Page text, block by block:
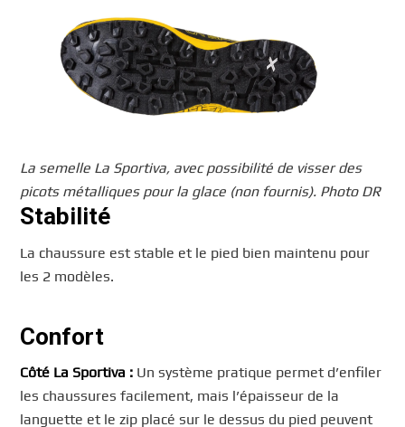
La semelle La Sportiva, avec possibilité de visser des
picots métalliques pour la glace (non fournis). Photo DR
Stabilité
La chaussure est stable et le pied bien maintenu pour
les 2 modèles.
Confort
Côté La Sportiva : Un système pratique permet d’enfiler
les chaussures facilement, mais l’épaisseur de la
languette et le zip placé sur le dessus du pied peuvent